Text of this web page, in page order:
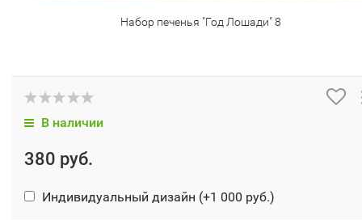
Набор печенья "Год Лошади" 8
В наличии
380 руб.
Индивидуальный дизайн (+1 000 руб.)